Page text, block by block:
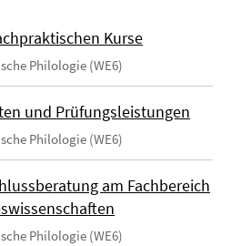
Kurse
Philologie (WE6)
und Prüfungsleistungen
Philologie (WE6)
am Fachbereich
Philologie (WE6)